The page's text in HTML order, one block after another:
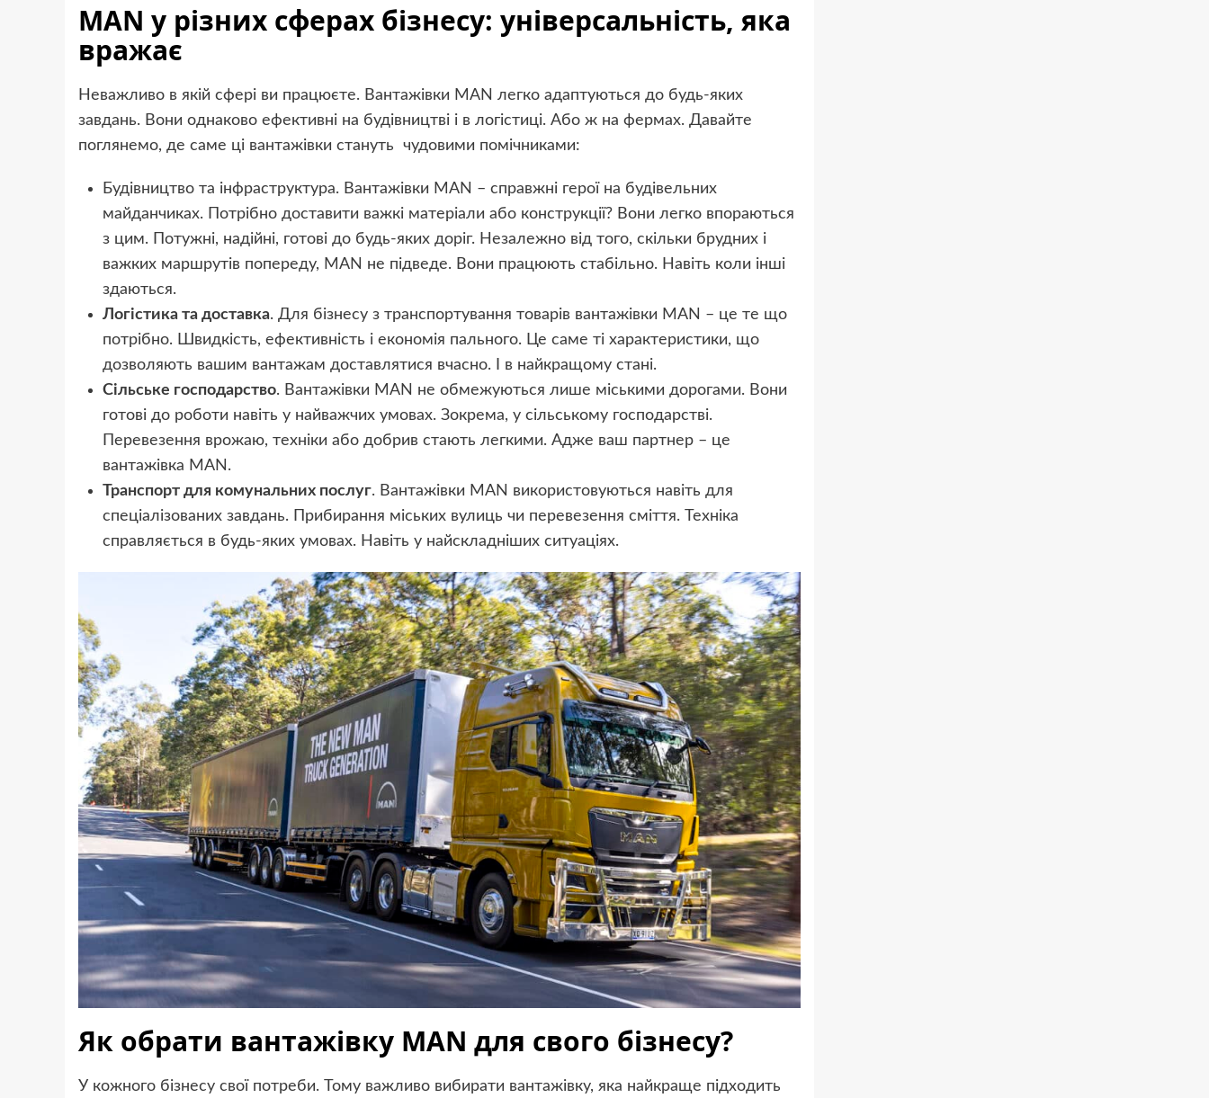
MAN у різних сферах бізнесу: універсальність, яка
вражає
Неважливо в якій сфері ви працюєте. Вантажівки MAN легко адаптуються до будь-яких
завдань. Вони однаково ефективні на будівництві і в логістиці. Або ж на фермах. Давайте
поглянемо, де саме ці вантажівки стануть чудовими помічниками:
Будівництво та інфраструктура. Вантажівки MAN – справжні герої на будівельних
майданчиках. Потрібно доставити важкі матеріали або конструкції? Вони легко впораються
з цим. Потужні, надійні, готові до будь-яких доріг. Незалежно від того, скільки брудних і
важких маршрутів попереду, MAN не підведе. Вони працюють стабільно. Навіть коли інші
здаються.
Логістика та доставка. Для бізнесу з транспортування товарів вантажівки MAN – це те що
потрібно. Швидкість, ефективність і економія пального. Це саме ті характеристики, що
дозволяють вашим вантажам доставлятися вчасно. І в найкращому стані.
Сільське господарство. Вантажівки MAN не обмежуються лише міськими дорогами. Вони
готові до роботи навіть у найважчих умовах. Зокрема, у сільському господарстві.
Перевезення врожаю, техніки або добрив стають легкими. Адже ваш партнер – це
вантажівка MAN.
Транспорт для комунальних послуг. Вантажівки MAN використовуються навіть для
спеціалізованих завдань. Прибирання міських вулиць чи перевезення сміття. Техніка
справляється в будь-яких умовах. Навіть у найскладніших ситуаціях.
Як обрати вантажівку MAN для свого бізнесу?
У кожного бізнесу свої потреби. Тому важливо вибирати вантажівку, яка найкраще підходить